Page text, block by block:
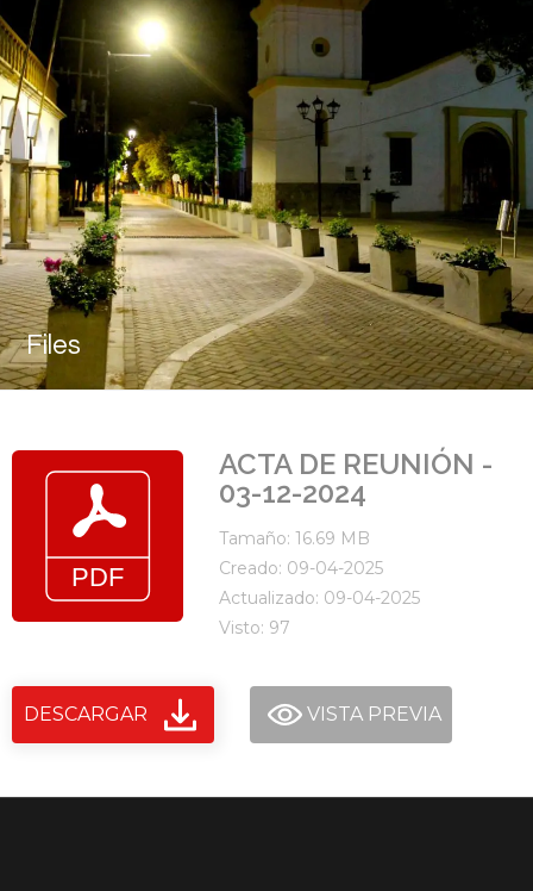
Files
ACTA DE REUNIÓN -
03-12-2024
Tamaño: 16.69 MB
Creado: 09-04-2025
Actualizado: 09-04-2025
Visto: 97
DESCARGAR VISTA PREVIA